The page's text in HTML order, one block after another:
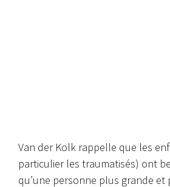
Van der Kolk rappelle que les
particulier les traumatisés) ont
qu’une personne plus grande et